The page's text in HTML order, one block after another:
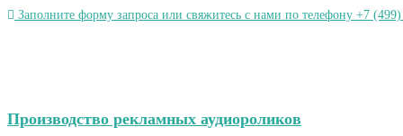
Заполните форму запроса или свяжитесь с нами по телефону +7
Производство рекламных аудиороликов